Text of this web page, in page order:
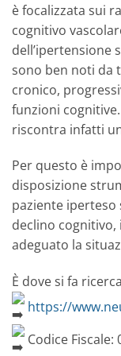
è focalizzata sui
cognitivo
dell’ipertensione
sono ben noti da
cronico,
funzioni
riscontra infatti
Per questo è
disposizione
paziente iperteso
declino
adeguato la
È dove si fa
https://
Codice Fiscale: